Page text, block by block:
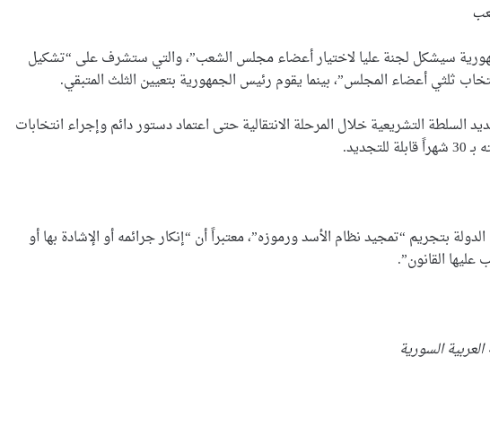
سيشكل لجنة عليا لاختيار أعضاء مجلس الشعب”، والتي ستشرف على “تشكيل
ثلثي أعضاء المجلس”، بينما يقوم رئيس الجمهورية بتعيين الثلث المتبقي.
التشريعية خلال المرحلة الانتقالية حتى اعتماد دستور دائم وإجراء انتخابات
الدولة بتجريم “تمجيد نظام الأسد ورموزه”، معتبراً أن “إنكار جرائمه أو الإشادة بها أو
عليها القانون”.
السورية